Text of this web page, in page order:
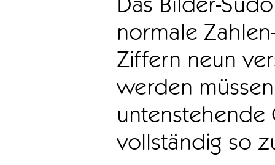
normale
Ziffern neun
werden
vollständig so